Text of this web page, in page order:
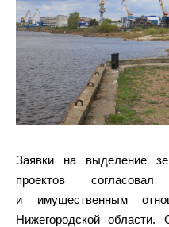
Заявки на выделение
проектов
и имущественным
Нижегородской области.